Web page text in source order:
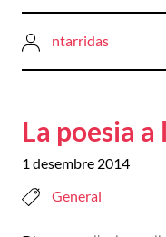
ntarridas
La poesia a
1 desembre 2014
General